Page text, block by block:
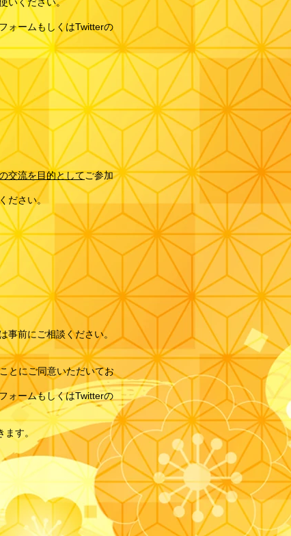
ォームもしくはTwitterの
交流を目的としてご参加
ださい。
事前にご相談ください。
とにご同意いただいてお
ォームもしくはTwitterの
ます。